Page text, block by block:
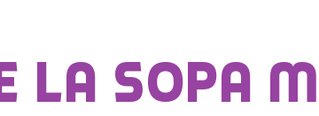
la Sopa